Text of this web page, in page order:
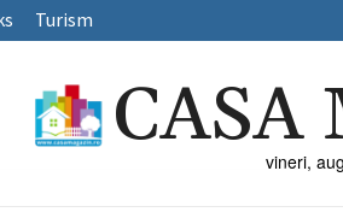
Turism
CASA
vineri,